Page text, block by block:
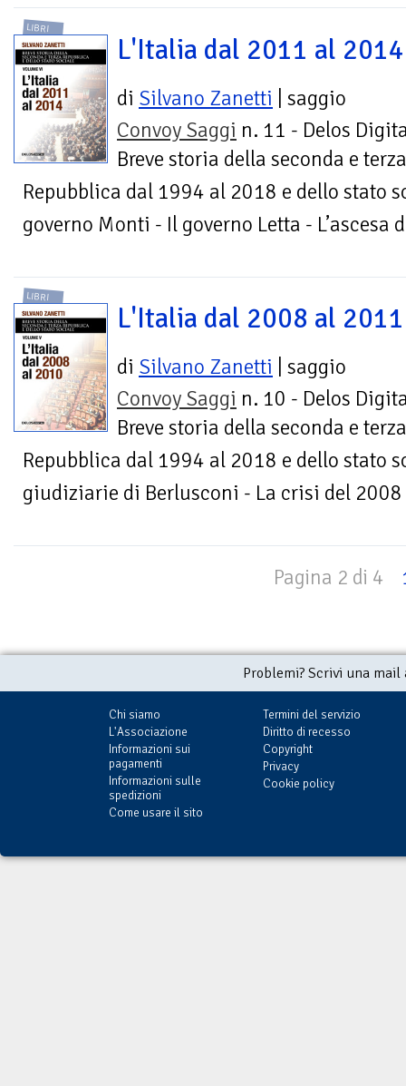
LIBRI
L'Italia dal 2011 al 2014
di Silvano Zanetti | saggio
Convoy Saggi n. 11 - Delos
Breve storia della seconda e terza
Repubblica dal 1994 al 2018 e dello stato
governo Monti - Il governo Letta - L’ascesa
LIBRI
L'Italia dal 2008 al 2011
di Silvano Zanetti | saggio
Convoy Saggi n. 10 - Delos
Breve storia della seconda e terza
Repubblica dal 1994 al 2018 e dello stato
giudiziarie di Berlusconi - La crisi del
Pagina 2 di 4
Problemi? Scrivi una
Chi siamo
L'Associazione
Informazioni sui
pagamenti
Informazioni sulle
spedizioni
Come usare il sito
Termini del servizio
Diritto di recesso
Copyright
Privacy
Cookie policy